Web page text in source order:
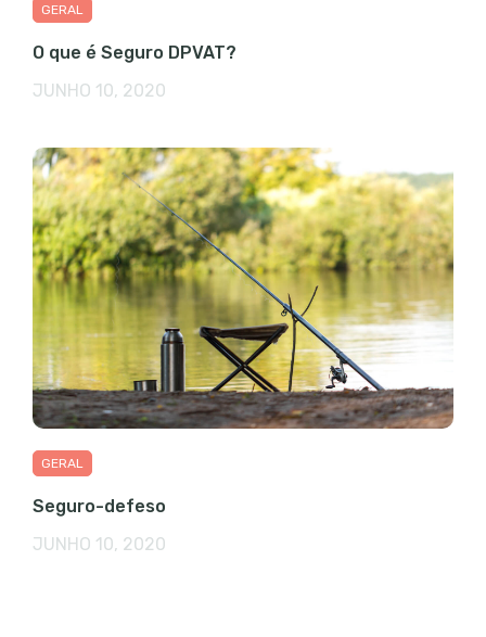
GERAL
O que é Seguro DPVAT?
JUNHO 10, 2020
GERAL
Seguro-defeso
JUNHO 10, 2020